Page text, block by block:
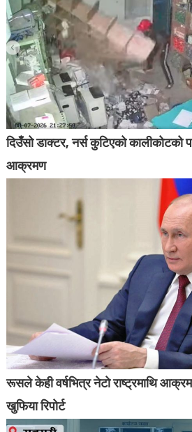
दिउँसो डाक्टर, नर्स कुटिएको कालीकोटको
आक्रमण
रूसले केही वर्षभित्र नेटो राष्ट्रमाथि
खुफिया रिपोर्ट